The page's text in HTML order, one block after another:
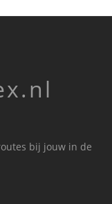
bij jouw in de